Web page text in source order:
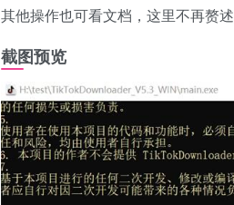
其他操作也可看文档，这里不再赘述
截图预览